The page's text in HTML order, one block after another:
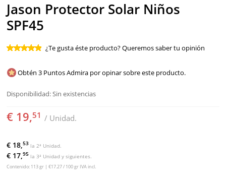
BEBÉS Y NIÑOS
HOMBRE
HOGAR
TEMAS
Jason Protector Solar Niños
SPF45
¿Te gusta éste producto? Queremos saber tu opinión
Obtén 3 Puntos Admira por opinar sobre este producto.
Disponibilidad:Sin existencias
€ 19,51 / Unidad.
€ 18,53 la 2ª Unidad.
€ 17,95 la 3ª Unidad y siguientes.
Contenido: 113 gr | €17.27 / 100 gr IVA incl.